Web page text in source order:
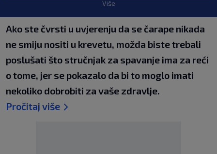
Više
Ako ste čvrsti u uvjerenju da se čarape nikada
ne smiju nositi u krevetu, možda biste trebali
poslušati što stručnjak za spavanje ima za reći
o tome, jer se pokazalo da bi to moglo imati
nekoliko dobrobiti za vaše zdravlje.
Pročitaj više